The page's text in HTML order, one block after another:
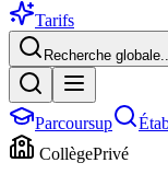
Tarifs
Recherche
Parcoursup
CollègePrivé